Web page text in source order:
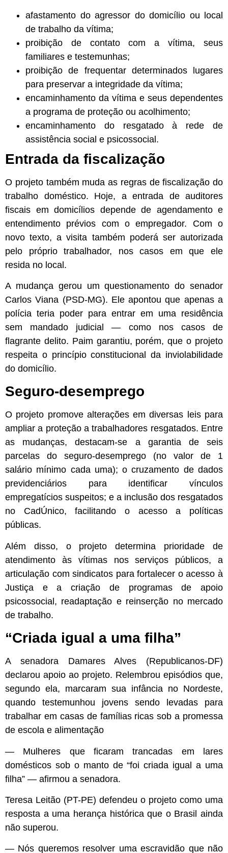
afastamento do agressor do domicílio ou local
de trabalho da vítima;
proibição de contato com a vítima, seus
familiares e testemunhas;
proibição de frequentar determinados lugares
para preservar a integridade da vítima;
encaminhamento da vítima e seus dependentes
a programa de proteção ou acolhimento;
encaminhamento do resgatado à rede de
assistência social e psicossocial.
Entrada da fiscalização
O projeto também muda as regras de fiscalização do
trabalho doméstico. Hoje, a entrada de auditores
fiscais em domicílios depende de agendamento e
entendimento prévios com o empregador. Com o
novo texto, a visita também poderá ser autorizada
pelo próprio trabalhador, nos casos em que ele
resida no local.
A mudança gerou um questionamento do senador
Carlos Viana (PSD-MG). Ele apontou que apenas a
polícia teria poder para entrar em uma residência
sem mandado judicial — como nos casos de
flagrante delito. Paim garantiu, porém, que o projeto
respeita o princípio constitucional da inviolabilidade
do domicílio.
Seguro-desemprego
O projeto promove alterações em diversas leis para
ampliar a proteção a trabalhadores resgatados. Entre
as mudanças, destacam-se a garantia de seis
parcelas do seguro-desemprego (no valor de 1
salário mínimo cada uma); o cruzamento de dados
previdenciários para identificar vínculos
empregatícios suspeitos; e a inclusão dos resgatados
no CadÚnico, facilitando o acesso a políticas
públicas.
Além disso, o projeto determina prioridade de
atendimento às vítimas nos serviços públicos, a
articulação com sindicatos para fortalecer o acesso à
Justiça e a criação de programas de apoio
psicossocial, readaptação e reinserção no mercado
de trabalho.
“Criada igual a uma filha”
A senadora Damares Alves (Republicanos-DF)
declarou apoio ao projeto. Relembrou episódios que,
segundo ela, marcaram sua infância no Nordeste,
quando testemunhou jovens sendo levadas para
trabalhar em casas de famílias ricas sob a promessa
de escola e alimentação
— Mulheres que ficaram trancadas em lares
domésticos sob o manto de “foi criada igual a uma
filha” — afirmou a senadora.
Teresa Leitão (PT-PE) defendeu o projeto como uma
resposta a uma herança histórica que o Brasil ainda
não superou.
— Nós queremos resolver uma escravidão que não